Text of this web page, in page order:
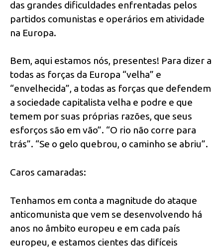
das grandes dificuldades enfrentadas pelos
partidos comunistas e operários em atividade
na Europa.
Bem, aqui estamos nós, presentes! Para dizer a
todas as forças da Europa “velha” e
“envelhecida”, a todas as forças que defendem
a sociedade capitalista velha e podre e que
temem por suas próprias razões, que seus
esforços são em vão”. “O rio não corre para
trás”. “Se o gelo quebrou, o caminho se abriu”.
Caros camaradas:
Tenhamos em conta a magnitude do ataque
anticomunista que vem se desenvolvendo há
anos no âmbito europeu e em cada país
europeu, e estamos cientes das difíceis